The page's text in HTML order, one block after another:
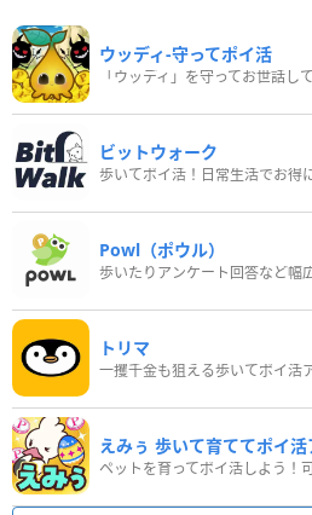
ウッディ‐守ってポイ活
「ウッディ」を守ってお世話し
ビットウォーク
Powl（ポウル）
トリマ
一攫千金も狙える歩いてポイ活
えみぅ 歩いて育ててポイ活